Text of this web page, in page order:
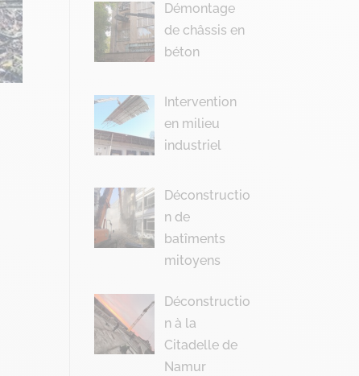
Démontage
de châssis en
béton
Intervention
en milieu
industriel
Déconstructio
n de
batîments
mitoyens
Déconstructio
n à la
Citadelle de
Namur